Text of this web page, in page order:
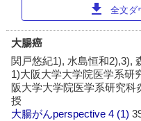
download 全文ダ
大腸癌
関戸悠紀1), 水島恒和2),3),
1)大阪大学大学院医学系研
阪大学大学院医学系研究科
授
大腸がんperspective 4 (1)